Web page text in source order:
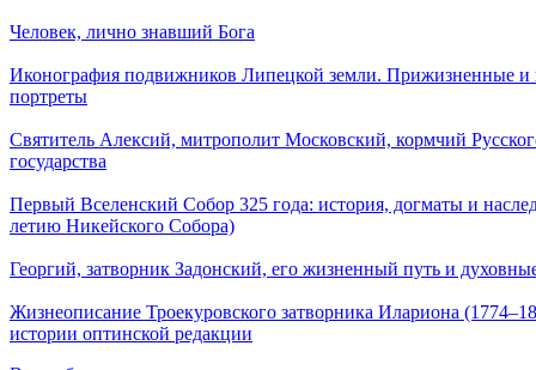
Человек, лично знавший Бога
Иконография подвижников Липецкой земли. Прижизненные и
портреты
Святитель Алексий, митрополит Московский, кормчий
государства
Первый Вселенский Собор 325 года: история, догматы и
летию Никейского Собора)
Георгий, затворник Задонский, его жизненный путь и
Жизнеописание Троекуровского затворника Илариона
истории оптинской редакции